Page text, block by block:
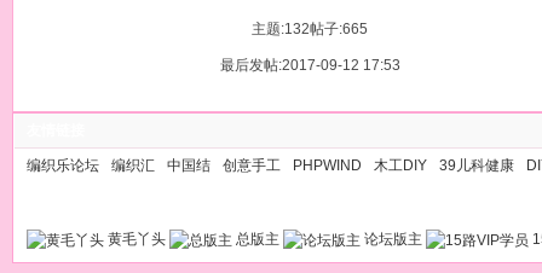
主题:132帖子:665
最后发帖:2017-09-12 17:53
编织乐论坛 编织汇 中国结 创意手工 PHPWIND 木工DIY 39儿科健康
黄毛丫头 总版主 论坛版主